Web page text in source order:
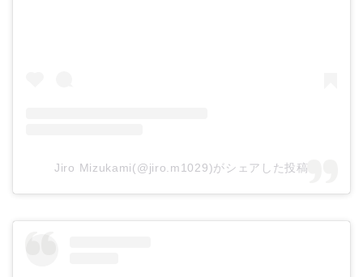
Jiro Mizukami(@jiro.m1029)がシェアした投稿